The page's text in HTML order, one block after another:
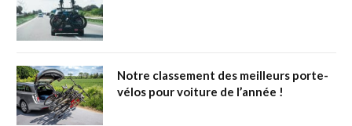
Notre classement des meilleurs porte-
vélos pour voiture de l’année !